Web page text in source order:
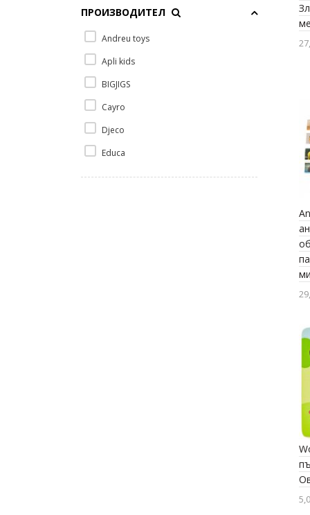
ПРОИЗВОДИТЕЛ
Andreu toys
Apli kids
BIGJIGS
Cayro
Djeco
Educa
Fisher Price